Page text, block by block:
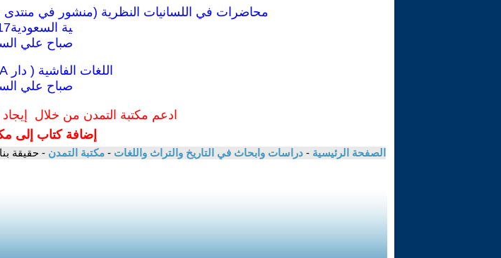
محاضرات في اللسانيات النظرية (منشور في منتدى
ية السعودية2017) .
صباح علي
اللغات الفاشية ( دار A لندن 2017) .
صباح علي
ادعم مكتبة التمدن من خلال إيجاد
إضافة كتاب إلى
الصفحة الرئيسية - دراسات وابحاث في التاريخ والتراث واللغات - مكتبة التمدن - حقيقة